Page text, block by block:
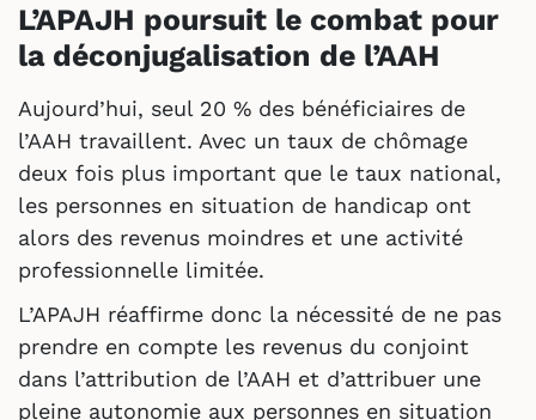
L’APAJH poursuit le combat pour
la déconjugalisation de l’AAH
Aujourd’hui, seul 20 % des bénéficiaires de
l’AAH travaillent. Avec un taux de chômage
deux fois plus important que le taux national,
les personnes en situation de handicap ont
alors des revenus moindres et une activité
professionnelle limitée.
L’APAJH réaffirme donc la nécessité de ne pas
prendre en compte les revenus du conjoint
dans l’attribution de l’AAH et d’attribuer une
pleine autonomie aux personnes en situation